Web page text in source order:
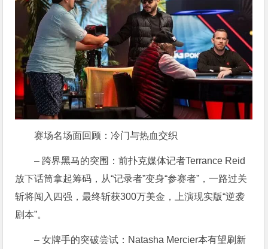
赛场名场面回顾：冷门与热血交织
– 跨界黑马的突围：前扑克媒体记者Terrance Reid
放下话筒拿起筹码，从“记录者”变身“参赛者”，一路过关
斩将闯入四强，最终斩获300万美金，上演现实版“逆袭
剧本”。
– 女牌手的突破尝试：Natasha Mercier本有望刷新